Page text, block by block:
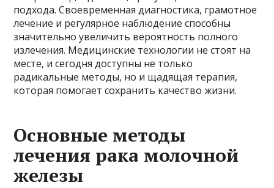
подхода. Своевременная диагностика, грамотное
лечение и регулярное наблюдение способны
значительно увеличить вероятность полного
излечения. Медицинские технологии не стоят на
месте, и сегодня доступны не только
радикальные методы, но и щадящая терапия,
которая помогает сохранить качество жизни.
Основные методы
лечения рака молочной
железы